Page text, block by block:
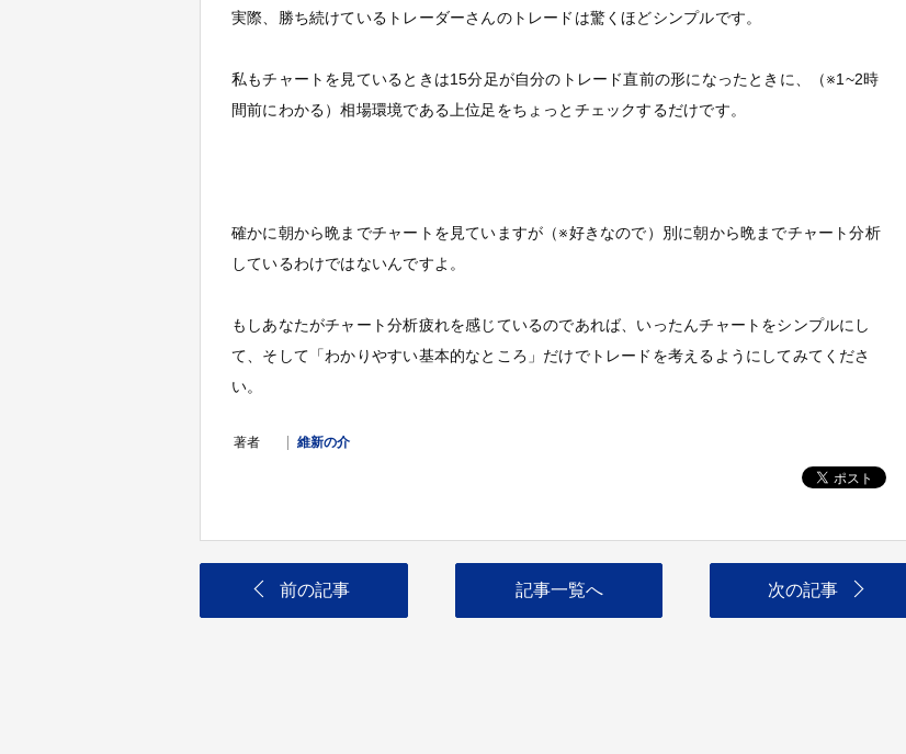
実際、勝ち続けているトレーダーさんのトレードは驚くほどシンプルです。
私もチャートを見ているときは15分足が自分のトレード直前の形になったときに、（※1~2時
間前にわかる）相場環境である上位足をちょっとチェックするだけです。
確かに朝から晩までチャートを見ていますが（※好きなので）別に朝から晩までチャート分析
しているわけではないんですよ。
もしあなたがチャート分析疲れを感じているのであれば、いったんチャートをシンプルにし
て、そして「わかりやすい基本的なところ」だけでトレードを考えるようにしてみてくださ
い。
著者 維新の介
前の記事 記事一覧へ 次の記事